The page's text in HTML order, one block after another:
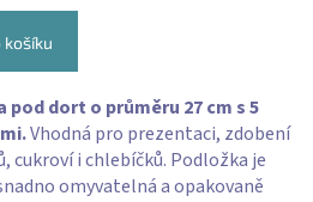
košíku
dort o průměru 27 cm s 5
Vhodná pro prezentaci, zdobení
cukroví i chlebíčků. Podložka je
omyvatelná a opakovaně